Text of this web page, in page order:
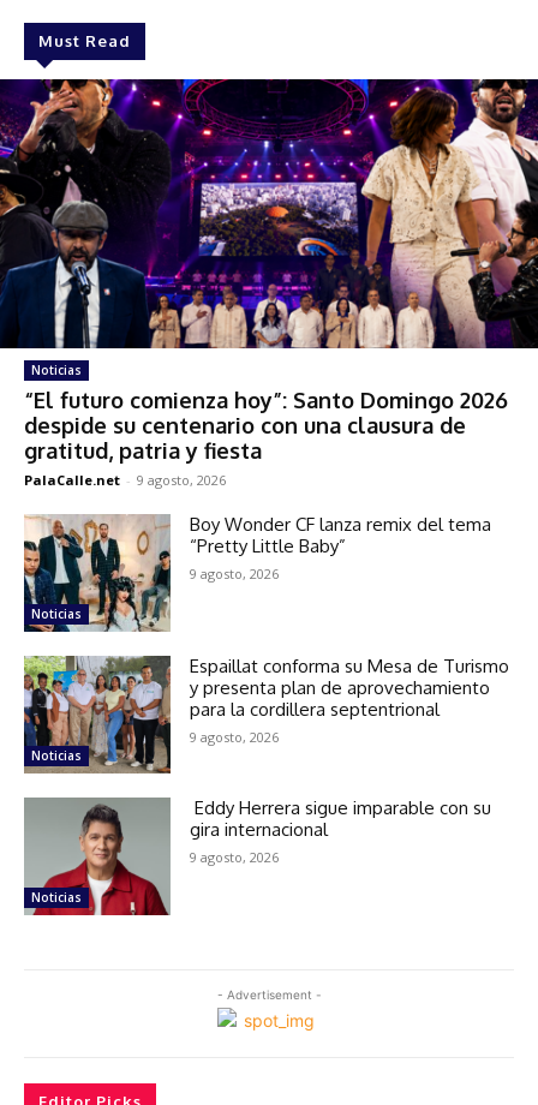
Must Read
Noticias
“El futuro comienza hoy”: Santo Domingo 2026
despide su centenario con una clausura de
gratitud, patria y fiesta
PalaCalle.net - 9 agosto, 2026
Noticias
Boy Wonder CF lanza remix del tema
“Pretty Little Baby”
9 agosto, 2026
Noticias
Espaillat conforma su Mesa de Turismo
y presenta plan de aprovechamiento
para la cordillera septentrional
9 agosto, 2026
Noticias
Eddy Herrera sigue imparable con su
gira internacional
9 agosto, 2026
- Advertisement -